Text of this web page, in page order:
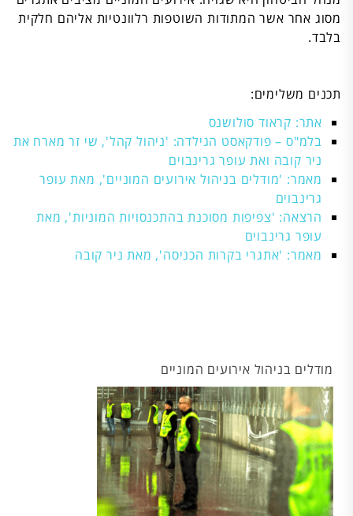
מסוג אחר אשר המתודות השוטפות רלוונטיות אליהם חלקית
בלבד.
תכנים משלימים:
אתר: קראוד סולושנס
בלמ"ס – פודקאסט הגילדה: 'ניהול קהל', שי זר מארח את
ניר קובה ואת עופר גרינבוים
מאמר: 'מודלים בניהול אירועים המוניים', מאת עופר
גרינבוים
הרצאה: 'צפיפות מסוכנת בהתכנסויות המוניות', מאת
עופר גרינבוים
מאמר: 'אתגרי בקרות הכניסה', מאת ניר קובה
מודלים בניהול אירועים המוניים